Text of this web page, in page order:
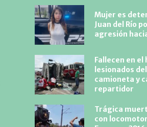
Mujer es
Juan del Río
agresión
Fallecen en
lesionados
camioneta y
repartidor
Trágica
con